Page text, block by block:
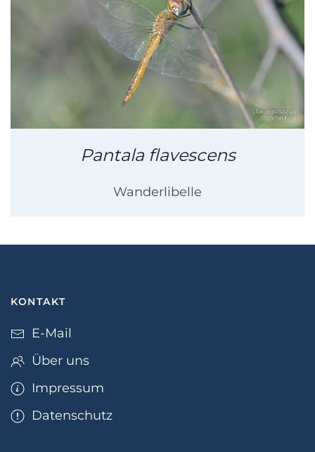
Pantala flavescens
Wanderlibelle
KONTAKT
E-Mail
Über uns
Impressum
Datenschutz